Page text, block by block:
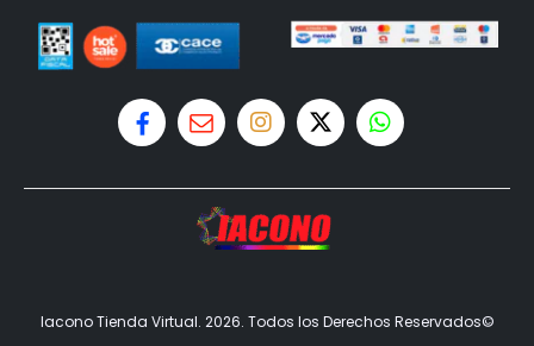
Iacono Tienda Virtual. 2026. Todos los Derechos Reservados©